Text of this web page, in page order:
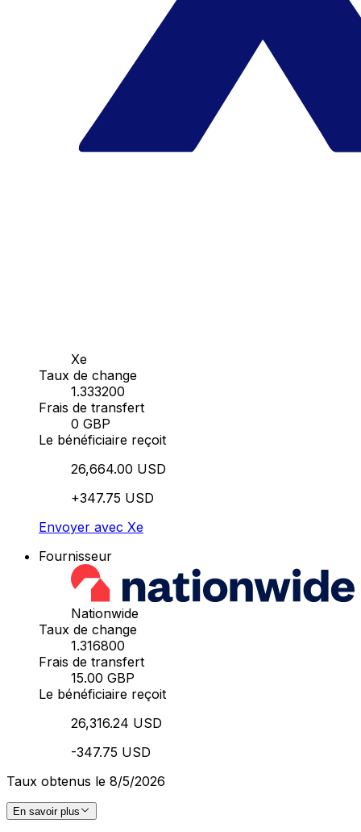
Xe
Taux de change
1.333200
Frais de transfert
0 GBP
Le bénéficiaire reçoit
26,664.00 USD
+347.75 USD
Envoyer avec Xe
Fournisseur
Nationwide
Taux de change
1.316800
Frais de transfert
15.00 GBP
Le bénéficiaire reçoit
26,316.24 USD
-347.75 USD
Taux obtenus le 8/5/2026
En savoir plus